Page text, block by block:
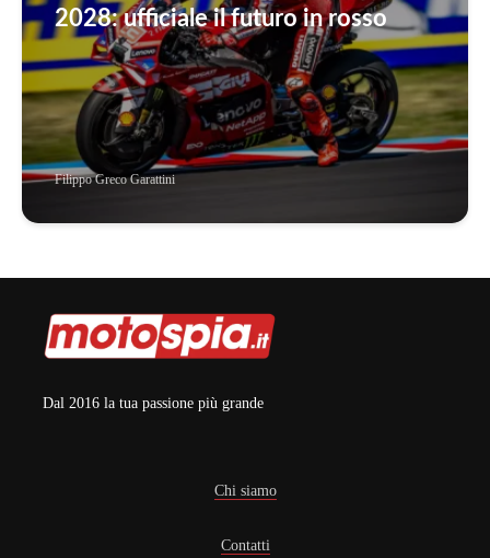
2028: ufficiale il futuro in rosso
Filippo Greco Garattini
Dal 2016 la tua passione più grande
Chi siamo
Contatti